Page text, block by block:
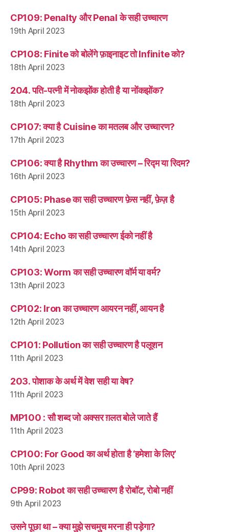
CP109: Penalty और Penal के सही उच्चारण
19th April 2023
CP108: Finite को बोलेंगे फ़ाइनाइट तो Infinite को?
18th April 2023
204. पति-पत्नी में नोकझोंक होती है या नोंकझोंक?
18th April 2023
CP107: क्या है Cuisine का मतलब और उच्चारण?
17th April 2023
CP106: क्या है Rhythm का उच्चारण – रिद्म या रिदम?
16th April 2023
CP105: Phase का सही उच्चारण फ़ेस नहीं, फ़ेज़ है
15th April 2023
CP104: Echo का सही उच्चारण ईको नहीं है
14th April 2023
CP103: Worm का सही उच्चारण वॉर्म या वर्म?
13th April 2023
CP102: Iron का उच्चारण आयरन नहीं, आयन है
12th April 2023
CP101: Pollution का सही उच्चारण है पलूशन
11th April 2023
203. पोशाक के अर्थ में वेश सही या वेष?
11th April 2023
MP100 : सौ शब्द जो अक्सर ग़लत बोले जाते हैं
11th April 2023
CP100: For Good का अर्थ होता है ‘हमेशा के लिए’
10th April 2023
CP99: Robot का सही उच्चारण है रोबॉट, रोबो नहीं
9th April 2023
उसने पूछा था – क्या मुझे सचमुच मरना ही पड़ेगा?